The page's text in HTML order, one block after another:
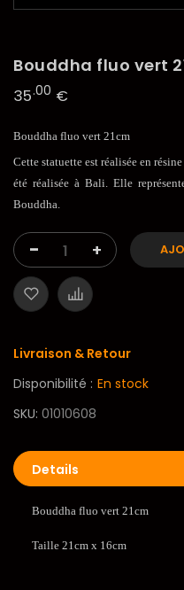
Bouddha fluo vert
35.00 €
Bouddha fluo vert 21cm
Cette statuette est réalisée en
été réalisée à Bali. Elle
Bouddha.
- +
Livraison & Retour
Disponibilité : En stock
SKU 01010608
Details
Bouddha fluo vert 21cm
Taille 21cm x 16cm